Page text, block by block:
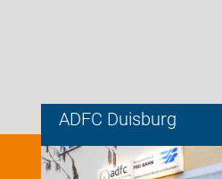
ADFC Duisburg